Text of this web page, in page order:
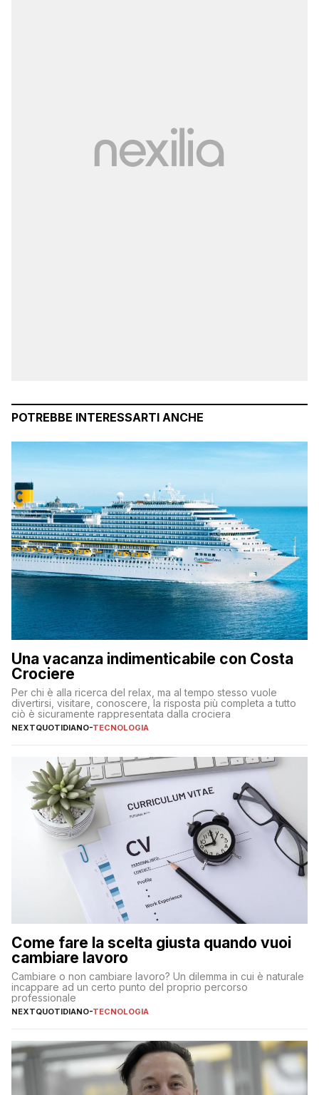
POTREBBE INTERESSARTI ANCHE
Una vacanza indimenticabile con Costa
Crociere
Per chi è alla ricerca del relax, ma al tempo stesso vuole
divertirsi, visitare, conoscere, la risposta più completa a tutto
ciò è sicuramente rappresentata dalla crociera
NEXTQUOTIDIANO-TECNOLOGIA
Come fare la scelta giusta quando vuoi
cambiare lavoro
Cambiare o non cambiare lavoro? Un dilemma in cui è naturale
incappare ad un certo punto del proprio percorso
professionale
NEXTQUOTIDIANO-TECNOLOGIA